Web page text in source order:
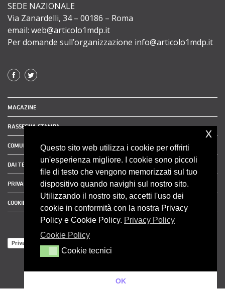
SEDE NAZIONALE
Via Zanardelli, 34 – 00186 – Roma
email: web@articolo1mdp.it
Per domande sull’organizzazione info@articolo1mdp.it
MAGAZINE
RASSEGNA STAMPA
COMUNICATI STAMPA
DAI TERRITORI
PRIVACY POLICY
COOKIE POLICY
Privacy Policy
Questo sito web utilizza i cookie per offrirti
un'esperienza migliore. I cookie sono piccoli
file di testo che vengono memorizzati sul tuo
dispositivo quando navighi sul nostro sito.
Utilizzando il nostro sito, accetti l'uso dei
cookie in conformità con la nostra Privacy
Policy e Cookie Policy. Privacy Policy
Cookie Policy
Cookie tecnici
Cookie tecnici
OK
x